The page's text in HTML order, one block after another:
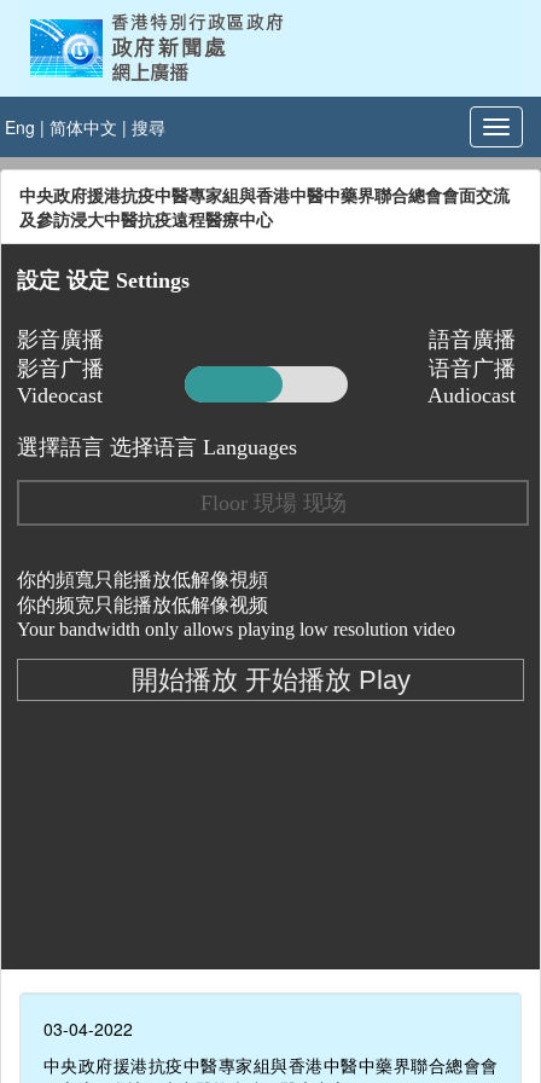
Eng | 简体中文 | 搜尋
中央政府援港抗疫中醫專家組與香港中醫中藥界聯合總會會面交流
及參訪浸大中醫抗疫遠程醫療中心
03-04-2022
中央政府援港抗疫中醫專家組與香港中醫中藥界聯合總會會